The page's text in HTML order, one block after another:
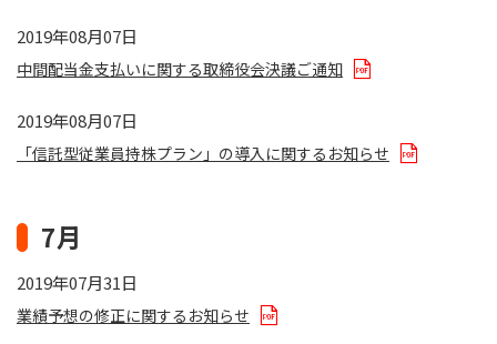
2019年08月07日
中間配当金支払いに関する取締役会決議ご通知
2019年08月07日
「信託型従業員持株プラン」の導入に関するお知らせ
7月
2019年07月31日
業績予想の修正に関するお知らせ